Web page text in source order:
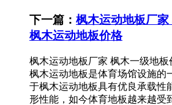
下一篇： 枫木运动地板厂
枫木运动地板价格
枫木运动地板厂家 枫木一级地
枫木运动地板是体育场馆设施的
于枫木运动地板具有优良承载性
形性能，如今体育地板越来越受